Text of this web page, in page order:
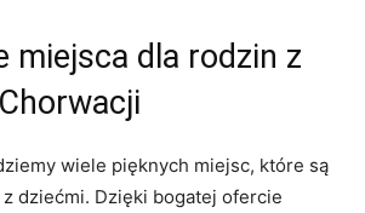
miejsca dla rodzin z
wiele⁣ pięknych miejsc,⁤ które są
dziećmi. ​Dzięki⁤ bogatej ofercie